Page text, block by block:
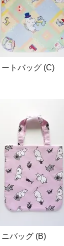
トバッグ (C)
バッグ (B)